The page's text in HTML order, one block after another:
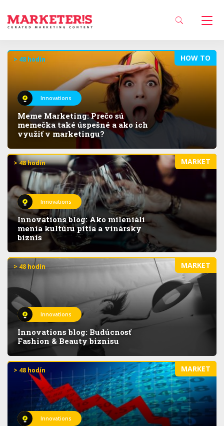
HOW TO
> 48 hodín
Innovations
Meme Marketing: Prečo sú
memečka také úspešné a ako ich
využiť v marketingu?
MARKET
> 48 hodín
Innovations
Innovations blog: Ako mileniáli
menia kultúru pitia a vinársky
biznis
MARKET
> 48 hodín
Innovations
Innovations blog: Budúcnosť
Fashion & Beauty biznisu
MARKET
> 48 hodín
Innovations